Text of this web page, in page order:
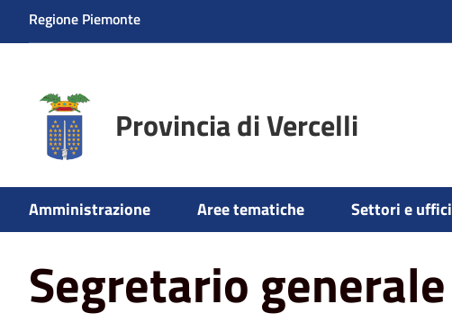
Regione Piemonte
Provincia di Vercelli
Amministrazione Aree tematiche Settori e uffici
Home Amministrazione Segretario generale
Segretario generale